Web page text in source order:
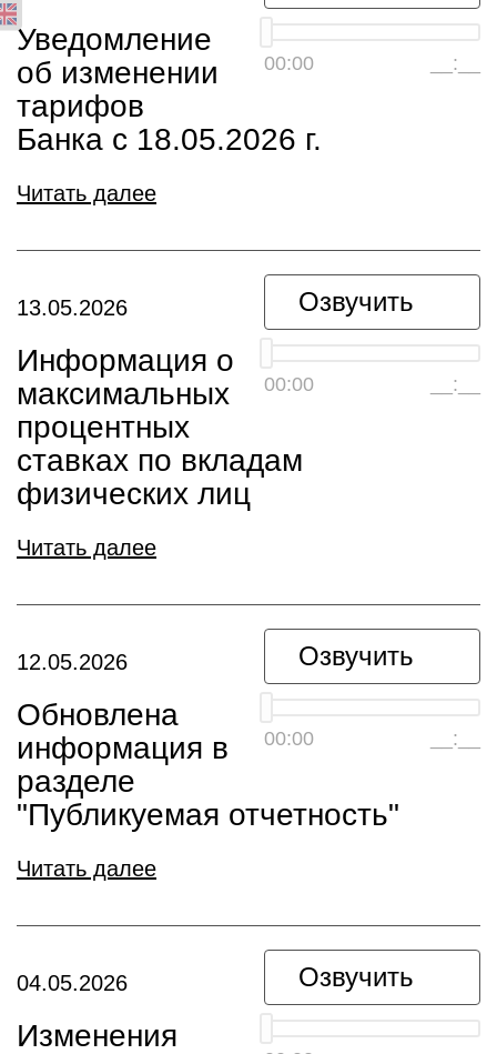
00:00 __:__
Уведомление
об изменении
тарифов
Банка с 18.05.2026 г.
Читать далее
Озвучить
00:00 __:__
13.05.2026
Информация о
максимальных
процентных
ставках по вкладам
физических лиц
Читать далее
Озвучить
00:00 __:__
12.05.2026
Обновлена
информация в
разделе
"Публикуемая отчетность"
Читать далее
Озвучить
04.05.2026
Изменения